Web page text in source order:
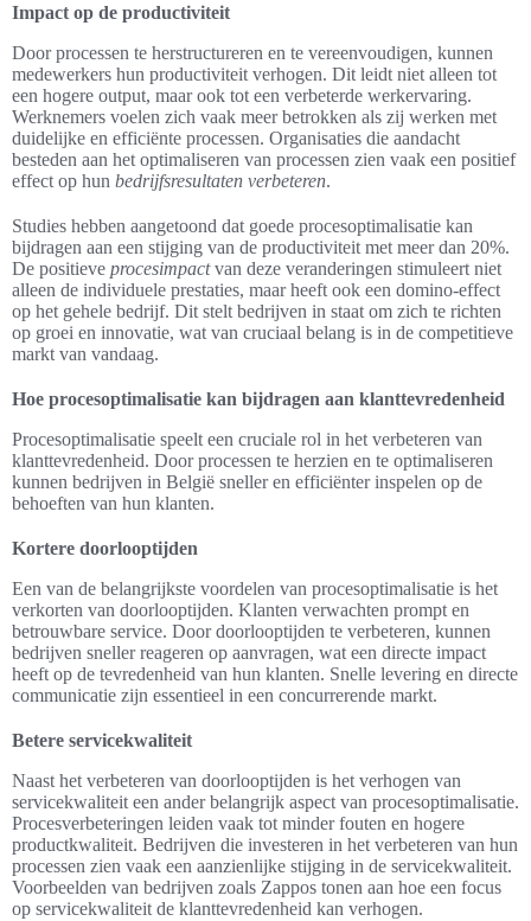
Impact op de productiviteit
Door processen te herstructureren en te vereenvoudigen, kunnen
medewerkers hun productiviteit verhogen. Dit leidt niet alleen tot
een hogere output, maar ook tot een verbeterde werkervaring.
Werknemers voelen zich vaak meer betrokken als zij werken met
duidelijke en efficiënte processen. Organisaties die aandacht
besteden aan het optimaliseren van processen zien vaak een positief
effect op hun bedrijfsresultaten verbeteren.
Studies hebben aangetoond dat goede procesoptimalisatie kan
bijdragen aan een stijging van de productiviteit met meer dan 20%.
De positieve procesimpactvan deze veranderingen stimuleert niet
alleen de individuele prestaties, maar heeft ook een domino-effect
op het gehele bedrijf. Dit stelt bedrijven in staat om zich te richten
op groei en innovatie, wat van cruciaal belang is in de competitieve
markt van vandaag.
Hoe procesoptimalisatie kan bijdragen aan klanttevredenheid
Procesoptimalisatie speelt een cruciale rol in het verbeteren van
klanttevredenheid. Door processen te herzien en te optimaliseren
kunnen bedrijven in België sneller en efficiënter inspelen op de
behoeften van hun klanten.
Kortere doorlooptijden
Een van de belangrijkste voordelen van procesoptimalisatie is het
verkorten van doorlooptijden. Klanten verwachten prompt en
betrouwbare service. Door doorlooptijden te verbeteren, kunnen
bedrijven sneller reageren op aanvragen, wat een directe impact
heeft op de tevredenheid van hun klanten. Snelle levering en directe
communicatie zijn essentieel in een concurrerende markt.
Betere servicekwaliteit
Naast het verbeteren van doorlooptijden is het verhogen van
servicekwaliteit een ander belangrijk aspect van procesoptimalisatie.
Procesverbeteringen leiden vaak tot minder fouten en hogere
productkwaliteit. Bedrijven die investeren in het verbeteren van hun
processen zien vaak een aanzienlijke stijging in de servicekwaliteit.
Voorbeelden van bedrijven zoals Zappos tonen aan hoe een focus
op servicekwaliteit de klanttevredenheid kan verhogen.